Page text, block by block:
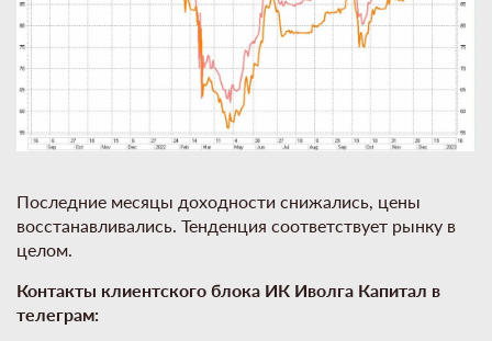
Последние месяцы доходности снижались, цены
восстанавливались. Тенденция соответствует рынку в
целом.
Контакты клиентского блока ИК Иволга Капитал в
телеграм: